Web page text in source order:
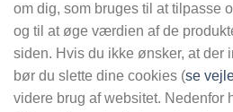
om dig, som bruges til at tilpasse
og til at øge værdien af de
siden. Hvis du ikke ønsker, at der
bør du slette dine cookies (se
videre brug af websitet. Nedenfor